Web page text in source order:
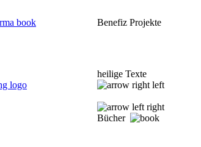
Benefiz Projekte
heilige Texte
Bücher